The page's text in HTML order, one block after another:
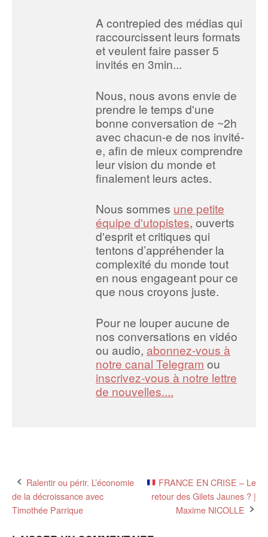
A contrepied des médias qui
raccourcissent leurs formats
et veulent faire passer 5
invités en 3min...
Nous, nous avons envie de
prendre le temps d'une
bonne conversation de ~2h
avec chacun-e de nos invité-
e, afin de mieux comprendre
leur vision du monde et
finalement leurs actes.
Nous sommes une petite
équipe d'utopistes, ouverts
d'esprit et critiques qui
tentons d’appréhender la
complexité du monde tout
en nous engageant pour ce
que nous croyons juste.
Pour ne louper aucune de
nos conversations en vidéo
ou audio, abonnez-vous à
notre canal Telegram ou
inscrivez-vous à notre lettre
de nouvelles....
Post
navigation
Ralentir ou périr. L’économie
de la décroissance avec
Timothée Parrique
FRANCE EN CRISE – Le
retour des Gilets Jaunes ? |
Maxime NICOLLE